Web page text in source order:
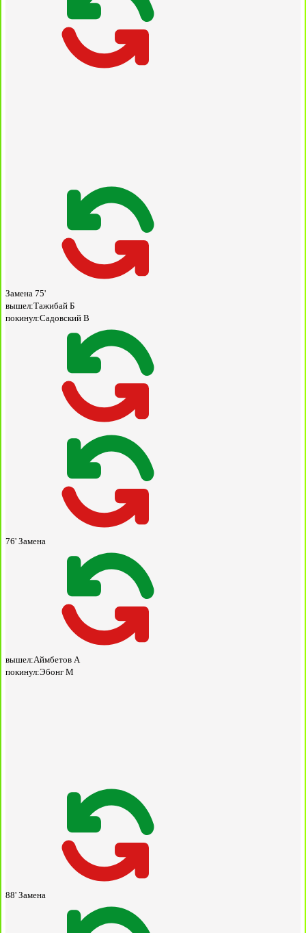
Замена 75'
вышел:Тажибай Б
покинул:Садовский В
76' Замена
вышел:Аймбетов А
покинул:Эбонг М
88' Замена